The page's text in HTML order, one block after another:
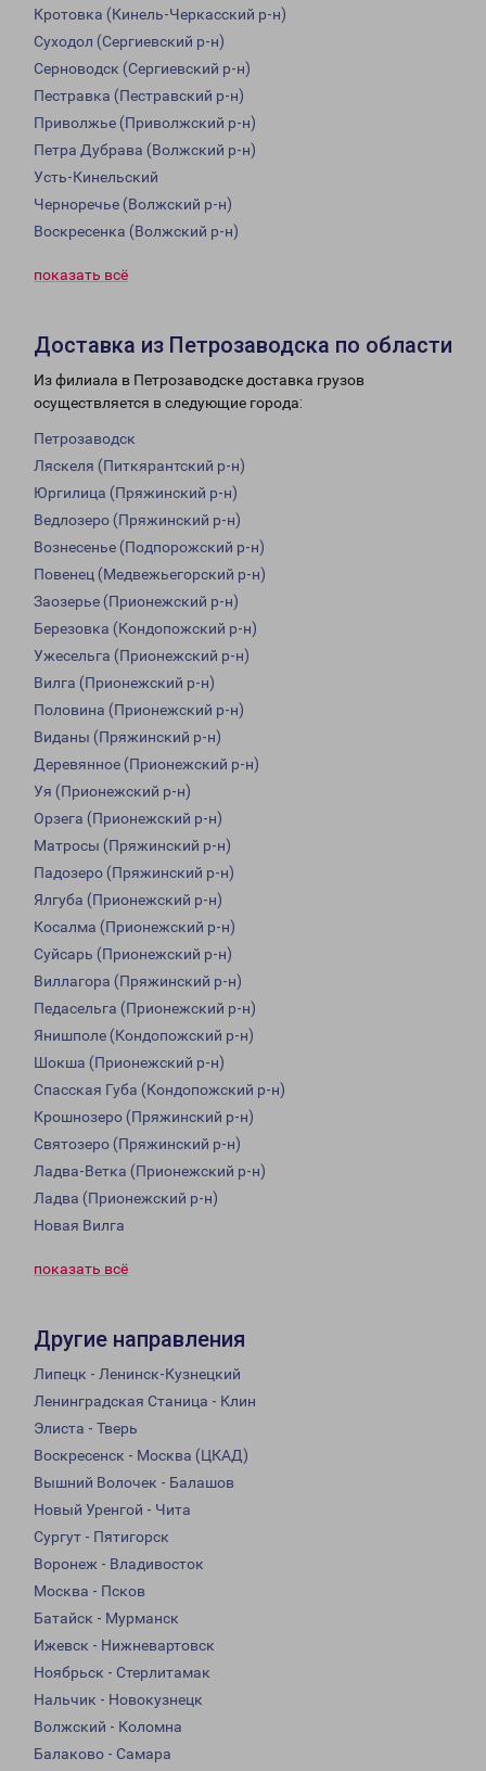
Кротовка (Кинель-Черкасский р-н)
Суходол (Сергиевский р-н)
Серноводск (Сергиевский р-н)
Пестравка (Пестравский р-н)
Приволжье (Приволжский р-н)
Петра Дубрава (Волжский р-н)
Усть-Кинельский
Черноречье (Волжский р-н)
Воскресенка (Волжский р-н)
показать всё
Доставка из Петрозаводска по области
Из филиала в Петрозаводске доставка грузов
осуществляется в следующие города:
Петрозаводск
Ляскеля (Питкярантский р-н)
Юргилица (Пряжинский р-н)
Ведлозеро (Пряжинский р-н)
Вознесенье (Подпорожский р-н)
Повенец (Медвежьегорский р-н)
Заозерье (Прионежский р-н)
Березовка (Кондопожский р-н)
Ужесельга (Прионежский р-н)
Вилга (Прионежский р-н)
Половина (Прионежский р-н)
Виданы (Пряжинский р-н)
Деревянное (Прионежский р-н)
Уя (Прионежский р-н)
Орзега (Прионежский р-н)
Матросы (Пряжинский р-н)
Падозеро (Пряжинский р-н)
Ялгуба (Прионежский р-н)
Косалма (Прионежский р-н)
Суйсарь (Прионежский р-н)
Виллагора (Пряжинский р-н)
Педасельга (Прионежский р-н)
Янишполе (Кондопожский р-н)
Шокша (Прионежский р-н)
Спасская Губа (Кондопожский р-н)
Крошнозеро (Пряжинский р-н)
Святозеро (Пряжинский р-н)
Ладва-Ветка (Прионежский р-н)
Ладва (Прионежский р-н)
Новая Вилга
показать всё
Другие направления
Липецк - Ленинск-Кузнецкий
Ленинградская Станица - Клин
Элиста - Тверь
Воскресенск - Москва (ЦКАД)
Вышний Волочек - Балашов
Новый Уренгой - Чита
Сургут - Пятигорск
Воронеж - Владивосток
Москва - Псков
Батайск - Мурманск
Ижевск - Нижневартовск
Ноябрьск - Стерлитамак
Нальчик - Новокузнецк
Волжский - Коломна
Балаково - Самара